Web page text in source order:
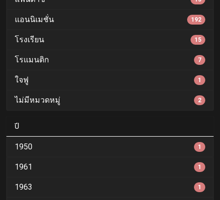
แอนนิเมชั่น 192
โรงเรียน 15
โรแมนติก 7
ใจฟู 1
ไม่มีหมวดหมู่ 2
ปี
1950 1
1961 1
1963 1